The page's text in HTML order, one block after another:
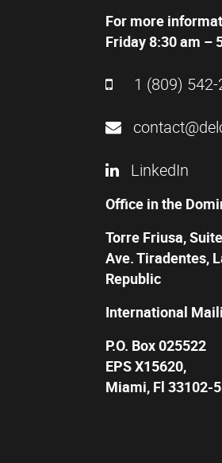
For more
Friday 8:30 am –
1 (809)
LinkedIn
Office in the
Torre Friusa,
Ave. Tiradentes,
Republic
International
P.O. Box 025522
EPS X15620,
Miami, Fl 33102-